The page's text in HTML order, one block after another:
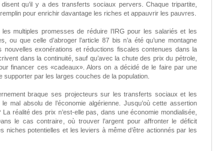
qu’il y a des transferts sociaux pervers. Chaque tripartite,
pour enrichir davantage les riches et appauvrir les pauvres.
multiples promesses de réduire l’IRG pour les salariés et les
ou que celle d’abroger l’article 87 bis n’a été qu’une montagne
nouvelles exonérations et réductions fiscales contenues dans la
dans la continuité, sauf qu’avec la chute des prix du pétrole,
financer ces «cadeaux». Alors on a décidé de le faire par une
supporter par les larges couches de la population.
braque ses projecteurs sur les transferts sociaux et les
mal absolu de l’économie algérienne. Jusqu’où cette assertion
réalité des prix n’est-elle pas, dans une économie mondialisée,
le cas contraire, où trouver l’argent pour affronter le déficit
niches potentielles et les leviers à même d’être actionnés par les